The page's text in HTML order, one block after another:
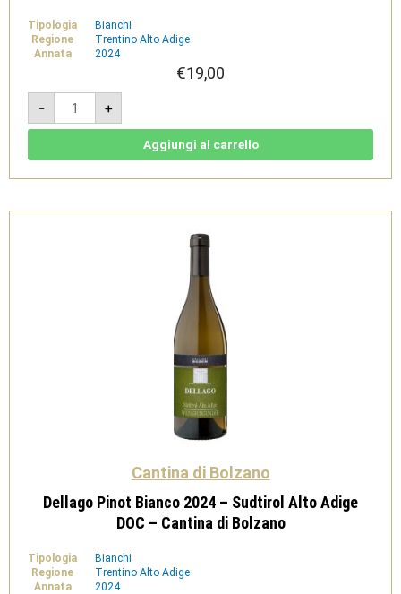
Tipologia
Bianchi
Regione
Trentino Alto Adige
Annata
2024
€19,00
-
Kleinstein
Chardonnay
2024
-
DOC
di
+
Aggiungi al carrello
Cantina di Bolzano
Dellago Pinot Bianco 2024 – Sudtirol Alto Adige
DOC – Cantina di Bolzano
Tipologia
Bianchi
Regione
Trentino Alto Adige
Annata
2024